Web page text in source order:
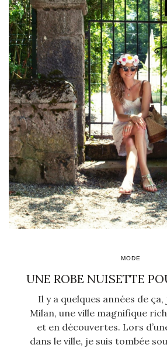
MODE
UNE ROBE NUISETTE
Il y a quelques années de ça,
Milan, une ville magnifique
et en découvertes. Lors
dans le ville, je suis tombée